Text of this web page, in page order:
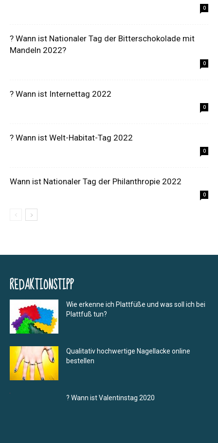
0
? Wann ist Nationaler Tag der Bitterschokolade mit
Mandeln 2022?
0
? Wann ist Internettag 2022
0
? Wann ist Welt-Habitat-Tag 2022
0
Wann ist Nationaler Tag der Philanthropie 2022
0
REDAKTIONSTIPP
Wie erkenne ich Plattfüße und was soll ich bei
Plattfuß tun?
Qualitativ hochwertige Nagellacke online
bestellen
? Wann ist Valentinstag 2020